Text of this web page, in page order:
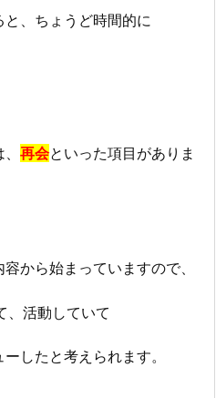
、ちょうど時間的に
再会といった項目がありま
から始まっていますので、
、活動していて
したと考えられます。